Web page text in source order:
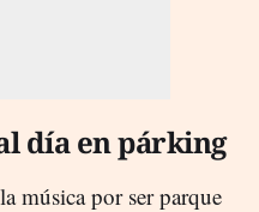
día en párking
música por ser parque